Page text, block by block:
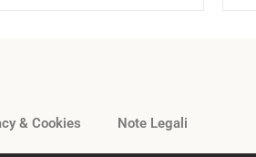
& Cookies Note Legali